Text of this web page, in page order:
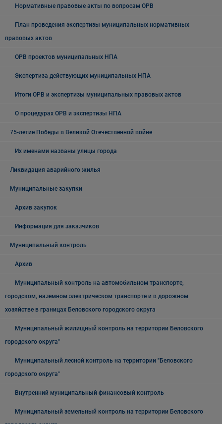
Нормативные правовые акты по вопросам ОРВ
План проведения экспертизы муниципальных нормативных
правовых актов
ОРВ проектов муниципальных НПА
Экспертиза действующих муниципальных НПА
Итоги ОРВ и экспертизы муниципальных правовых актов
О процедурах ОРВ и экспертизы НПА
75-летие Победы в Великой Отечественной войне
Их именами названы улицы города
Ликвидация аварийного жилья
Муниципальные закупки
Архив закупок
Информация для заказчиков
Муниципальный контроль
Архив
Муниципальный контроль на автомобильном транспорте,
городском, наземном электрическом транспорте и в дорожном
хозяйстве в границах Беловского городского округа
Муниципальный жилищный контроль на территории Беловского
городского округа"
Муниципальный лесной контроль на территории "Беловского
городского округа"
Внутренний муниципальный финансовый контроль
Муниципальный земельный контроль на территории Беловского